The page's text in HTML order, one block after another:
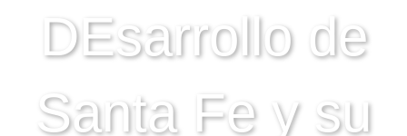
DEsarrollo de
Santa Fe y su